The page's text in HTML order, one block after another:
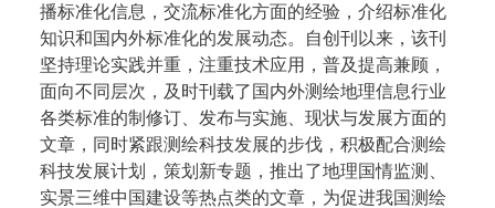
播标准化信息，交流标准化方面的经验，介绍标准化
知识和国内外标准化的发展动态。自创刊以来，该刊
坚持理论实践并重，注重技术应用，普及提高兼顾，
面向不同层次，及时刊载了国内外测绘地理信息行业
各类标准的制修订、发布与实施、现状与发展方面的
文章，同时紧跟测绘科技发展的步伐，积极配合测绘
科技发展计划，策划新专题，推出了地理国情监测、
实景三维中国建设等热点类的文章，为促进我国测绘